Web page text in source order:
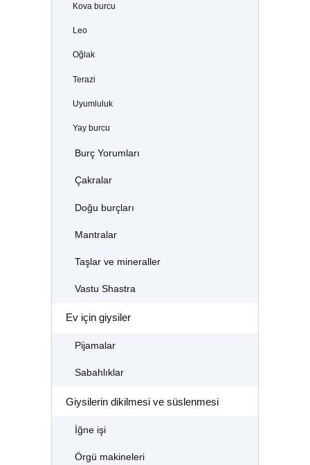
Kova burcu
Leo
Oğlak
Terazi
Uyumluluk
Yay burcu
Burç Yorumları
Çakralar
Doğu burçları
Mantralar
Taşlar ve mineraller
Vastu Shastra
Ev için giysiler
Pijamalar
Sabahlıklar
Giysilerin dikilmesi ve süslenmesi
İğne işi
Örgü makineleri